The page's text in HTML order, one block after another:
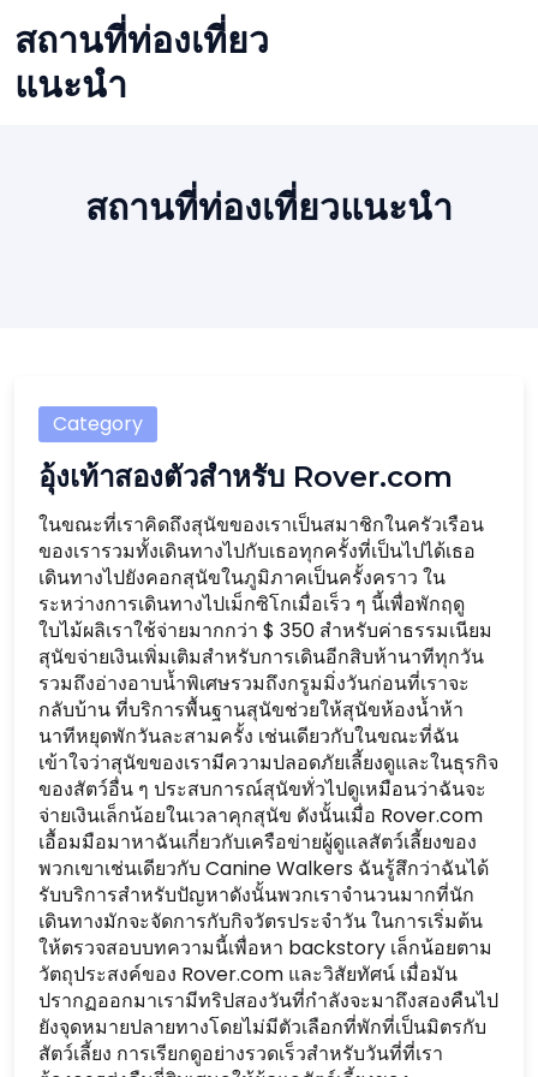
to
content
สถานที่ท่องเที่ยว
แนะนำ
สถานที่ท่องเที่ยวแนะนำ
Category
อุ้งเท้าสองตัวสำหรับ Rover.com
ในขณะที่เราคิดถึงสุนัขของเราเป็นสมาชิกในครัวเรือน
ของเรารวมทั้งเดินทางไปกับเธอทุกครั้งที่เป็นไปได้เธอ
เดินทางไปยังคอกสุนัขในภูมิภาคเป็นครั้งคราว ใน
ระหว่างการเดินทางไปเม็กซิโกเมื่อเร็ว ๆ นี้เพื่อพักฤดู
ใบไม้ผลิเราใช้จ่ายมากกว่า $ 350 สำหรับค่าธรรมเนียม
สุนัขจ่ายเงินเพิ่มเติมสำหรับการเดินอีกสิบห้านาทีทุกวัน
รวมถึงอ่างอาบน้ำพิเศษรวมถึงกรูมมิ่งวันก่อนที่เราจะ
กลับบ้าน ที่บริการพื้นฐานสุนัขช่วยให้สุนัขห้องน้ำห้า
นาทีหยุดพักวันละสามครั้ง เช่นเดียวกับในขณะที่ฉัน
เข้าใจว่าสุนัขของเรามีความปลอดภัยเลี้ยงดูและในธุรกิจ
ของสัตว์อื่น ๆ ประสบการณ์สุนัขทั่วไปดูเหมือนว่าฉันจะ
จ่ายเงินเล็กน้อยในเวลาคุกสุนัข ดังนั้นเมื่อ Rover.com
เอื้อมมือมาหาฉันเกี่ยวกับเครือข่ายผู้ดูแลสัตว์เลี้ยงของ
พวกเขาเช่นเดียวกับ Canine Walkers ฉันรู้สึกว่าฉันได้
รับบริการสำหรับปัญหาดังนั้นพวกเราจำนวนมากที่นัก
เดินทางมักจะจัดการกับกิจวัตรประจำวัน ในการเริ่มต้น
ให้ตรวจสอบบทความนี้เพื่อหา backstory เล็กน้อยตาม
วัตถุประสงค์ของ Rover.com และวิสัยทัศน์ เมื่อมัน
ปรากฏออกมาเรามีทริปสองวันที่กำลังจะมาถึงสองคืนไป
ยังจุดหมายปลายทางโดยไม่มีตัวเลือกที่พักที่เป็นมิตรกับ
สัตว์เลี้ยง การเรียกดูอย่างรวดเร็วสำหรับวันที่ที่เรา